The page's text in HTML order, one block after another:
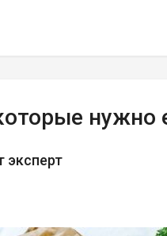
эксперт